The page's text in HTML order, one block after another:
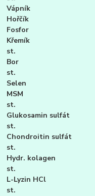
Vápník
Hořčík
Fosfor
Křemík
st.
Bor
st.
Selen
MSM
st.
Glukosamin
st.
Chondroitin
st.
Hydr.
st.
L-Lyzin
st.